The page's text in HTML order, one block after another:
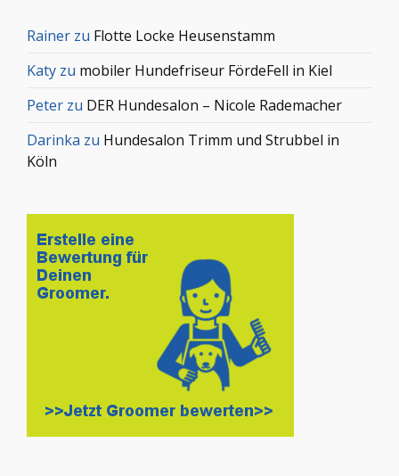
Rainer zu Flotte Locke Heusenstamm
Katy zu mobiler Hundefriseur FördeFell in Kiel
Peter zu DER Hundesalon – Nicole Rademacher
Darinka zu Hundesalon Trimm und Strubbel in
Köln